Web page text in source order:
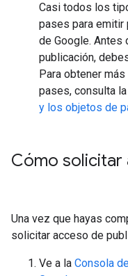
Casi todos los
pases para emitir
de Google. Antes
publicación,
Para obtener
pases, consulta la
y los objetos de
Cómo solicitar
Una vez que hayas
solicitar acceso de
Ve a la Consola